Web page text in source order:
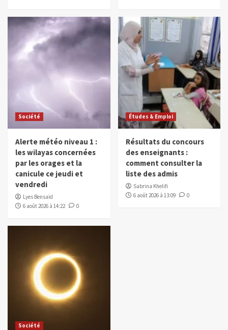
Société
Alerte météo niveau 1 :
les wilayas concernées
par les orages et la
canicule ce jeudi et
vendredi
Lyes Bensaïd
6 août 2026 à 14:22
0
Études & Emploi
Résultats du concours
des enseignants :
comment consulter la
liste des admis
Sabrina Khelifi
6 août 2026 à 13:09
0
Société